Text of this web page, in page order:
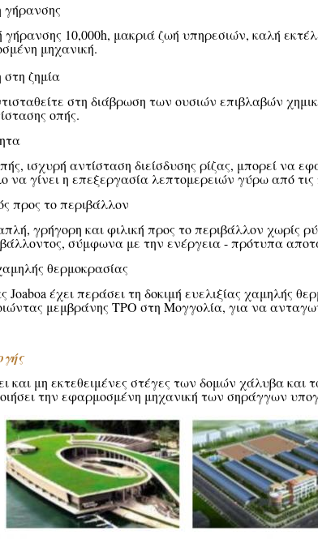
γήρανσης
10,000h, μακριά ζωή υπηρεσιών, καλή
μηχανική.
ζημία
στη διάβρωση των ουσιών επιβλαβών
οπής.
ισχυρή αντίσταση διείσδυσης ρίζας, μπορεί να
να γίνει η επεξεργασία λεπτομερειών γύρω από
προς το περιβάλλον
γρήγορη και φιλική προς το περιβάλλον χωρίς
σύμφωνα με την ενέργεια - πρότυπα
θερμοκρασίας
Joaboa έχει περάσει τη δοκιμή ευελιξίας χαμηλής
μεμβράνης TPO στη Μογγολία, για να
και μη εκτεθειμένες στέγες των δομών χάλυβα
την εφαρμοσμένη μηχανική των σηράγγων